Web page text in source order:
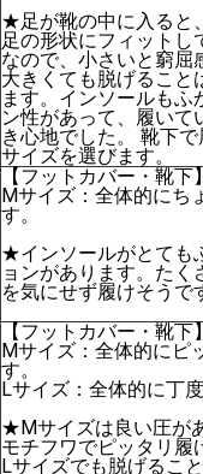
★足が靴の中に入ると
足の形状にフィットし
なので、小さいと窮屈
大きくても脱げること
ます。インソールもふ
ン性があって、履いて
き心地でした。 靴下
サイズを選びます。
【フットカバー・靴下】
Mサイズ：全体的にち
す。
★インソールがとても
ョンがあります。たく
を気にせず履けそうで
【フットカバー・靴下】
Mサイズ：全体的にピ
す。
Lサイズ：全体的に丁
★Mサイズは良い圧が
モチフワでピッタリ履
Lサイズでも脱げるこ